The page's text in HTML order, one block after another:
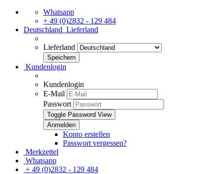
Whatsapp
+ 49 (0)2832 - 129 484
Deutschland Lieferland
Lieferland
Kundenlogin
Kundenlogin
E-Mail
Passwort
Toggle Password View
Konto erstellen
Passwort vergessen?
Merkzettel
Whatsapp
+ 49 (0)2832 - 129 484